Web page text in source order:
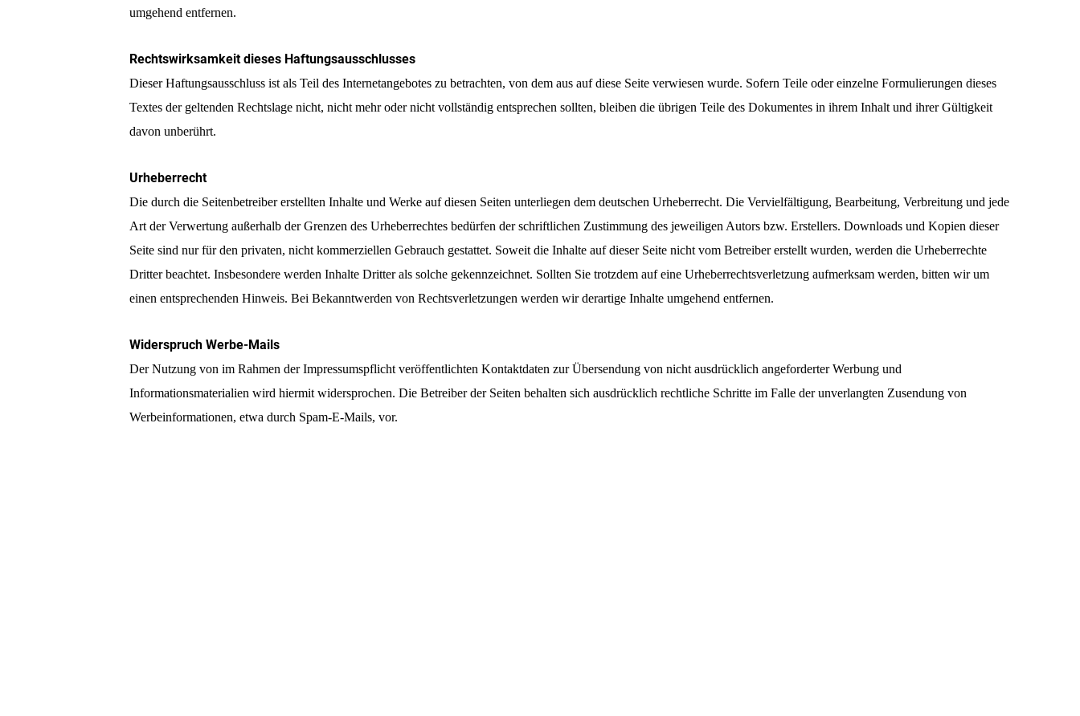
umgehend entfernen.
Rechtswirksamkeit dieses Haftungsausschlusses
Dieser Haftungsausschluss ist als Teil des Internetangebotes zu betrachten, von dem aus auf diese Seite verwiesen wurde. Sofern Teile oder einzelne Formulierungen dieses
Textes der geltenden Rechtslage nicht, nicht mehr oder nicht vollständig entsprechen sollten, bleiben die übrigen Teile des Dokumentes in ihrem Inhalt und ihrer Gültigkeit
davon unberührt.
Urheberrecht
Die durch die Seitenbetreiber erstellten Inhalte und Werke auf diesen Seiten unterliegen dem deutschen Urheberrecht. Die Vervielfältigung, Bearbeitung, Verbreitung und jede
Art der Verwertung außerhalb der Grenzen des Urheberrechtes bedürfen der schriftlichen Zustimmung des jeweiligen Autors bzw. Erstellers. Downloads und Kopien dieser
Seite sind nur für den privaten, nicht kommerziellen Gebrauch gestattet. Soweit die Inhalte auf dieser Seite nicht vom Betreiber erstellt wurden, werden die Urheberrechte
Dritter beachtet. Insbesondere werden Inhalte Dritter als solche gekennzeichnet. Sollten Sie trotzdem auf eine Urheberrechtsverletzung aufmerksam werden, bitten wir um
einen entsprechenden Hinweis. Bei Bekanntwerden von Rechtsverletzungen werden wir derartige Inhalte umgehend entfernen.
Widerspruch Werbe-Mails
Der Nutzung von im Rahmen der Impressumspflicht veröffentlichten Kontaktdaten zur Übersendung von nicht ausdrücklich angeforderter Werbung und
Informationsmaterialien wird hiermit widersprochen. Die Betreiber der Seiten behalten sich ausdrücklich rechtliche Schritte im Falle der unverlangten Zusendung von
Werbeinformationen, etwa durch Spam-E-Mails, vor.